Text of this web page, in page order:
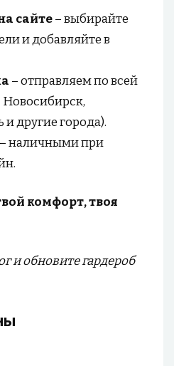
сайте– выбирайте
и добавляйте в
– отправляем по всей
и другие города).
– наличными при
комфорт, твоя
и обновите гардероб